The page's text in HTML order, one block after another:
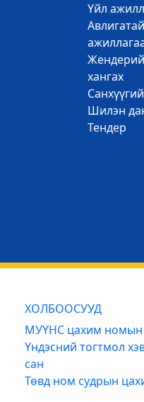
Үйл
хангах
Шилэн
Тендер
ХОЛБООСУУД
МУҮНС цахим номын
Үндэсний тогтмол
сан
Төвд ном судрын